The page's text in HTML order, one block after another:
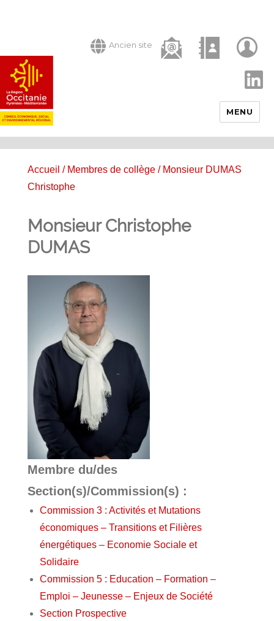
Ancien site
MENU
Accueil / Membres de collège/ Monsieur DUMAS
Christophe
Monsieur Christophe
DUMAS
Membre du/des
Section(s)/Commission(s) :
Commission 3 : Activités et Mutations
économiques – Transitions et Filières
énergétiques – Economie Sociale et
Solidaire
Commission 5 : Education – Formation –
Emploi – Jeunesse – Enjeux de Société
Section Prospective